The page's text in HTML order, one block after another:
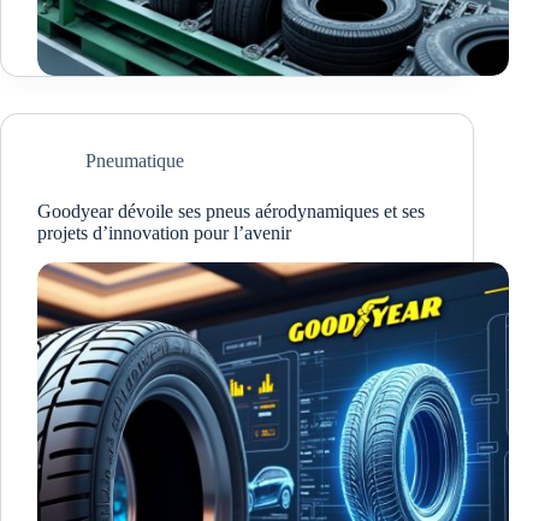
Pneumatique
Goodyear dévoile ses pneus aérodynamiques et ses
projets d’innovation pour l’avenir